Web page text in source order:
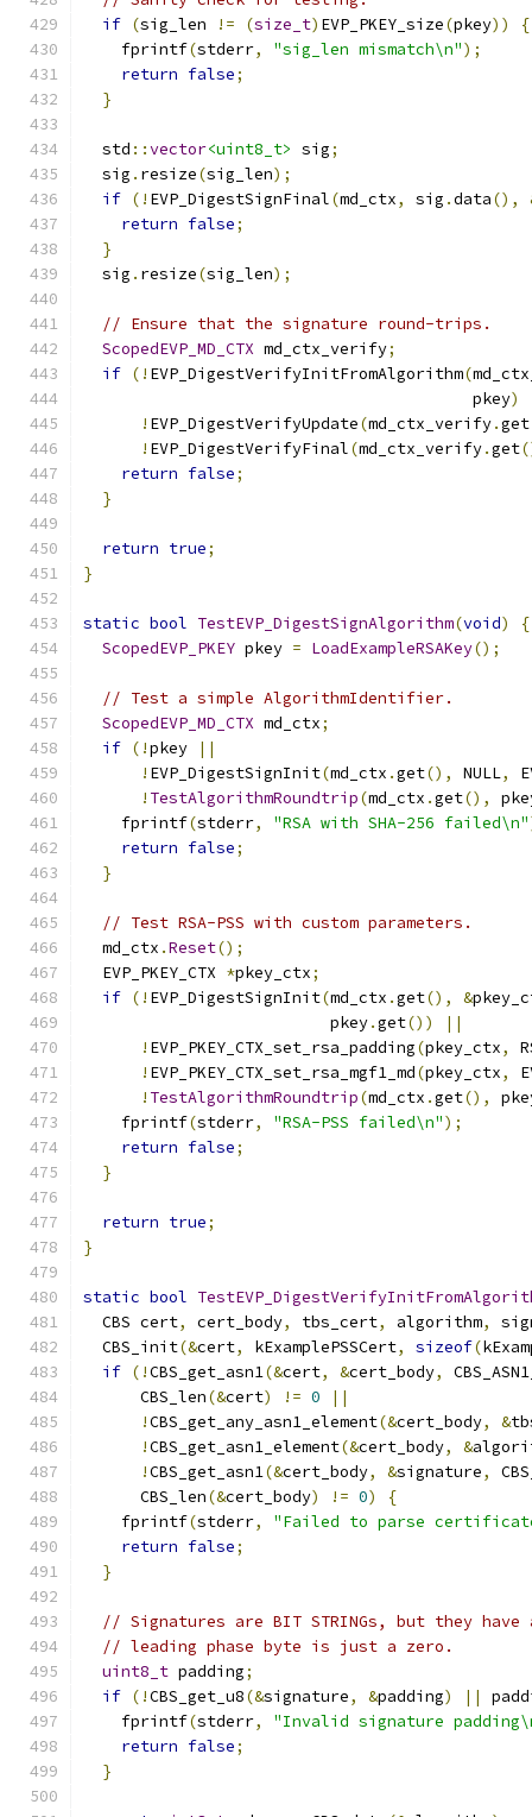
if (sig_len != (size_t) EVP_PKEY_size(pkey))
{
    fprintf
(stderr, "sig_len mismatch\n");
return false;
}
  std
::vector<uint8_t> sig;
  sig
. resize(sig_len);
if (! EVP_DigestSignFinal(md_ctx, sig .data(),
return false;
}
  sig
. resize(sig_len);
// Ensure that the signature round-trips.
ScopedEVP_MD_CTX md_ctx_verify;
if (! EVP_DigestVerifyInitFromAlgorithm(
                                         pkey
)
! EVP_DigestVerifyUpdate(md_ctx_verify.get
! EVP_DigestVerifyFinal(md_ctx_verify.get
return false;
}
return true;
}
static bool TestEVP_DigestSignAlgorithm(void)
{
ScopedEVP_PKEY pkey = LoadExampleRSAKey();
// Test a simple AlgorithmIdentifier.
ScopedEVP_MD_CTX md_ctx;
if (!pkey
||
! EVP_DigestSignInit(md_ctx .get(), NULL,
! TestAlgorithmRoundtrip(md_ctx .get(),
    fprintf
(stderr, "RSA with SHA-256 failed\n"
return false;
}
// Test RSA-PSS with custom parameters.
  md_ctx
.Reset();
  EVP_PKEY_CTX
*pkey_ctx;
if (! EVP_DigestSignInit(md_ctx .get(), &
                          pkey
.get())
||
! EVP_PKEY_CTX_set_rsa_padding(pkey_ctx,
! EVP_PKEY_CTX_set_rsa_mgf1_md(pkey_ctx,
! TestAlgorithmRoundtrip(md_ctx .get(),
    fprintf
(stderr, "RSA-PSS failed\n");
return false;
}
return true;
}
static bool
  CBS cert
, cert_body, tbs_cert, algorithm,
  CBS_init
(&cert, kExamplePSSCert, sizeof(
if (!CBS_get_asn1(&cert, &cert_body,
      CBS_len
(&cert) != 0
||
!CBS_get_any_asn1_element(&cert_body, &
!CBS_get_asn1_element(&cert_body, &
!CBS_get_asn1(&cert_body, &signature,
      CBS_len
(&cert_body) != 0)
{
    fprintf
(stderr,
"Failed to parse
return false;
}
// Signatures are BIT STRINGs, but they
// leading phase byte is just a zero.
uint8_t padding;
if (!CBS_get_u8(&signature, &padding) ||
    fprintf
(stderr,
"Invalid signature
return false;
}